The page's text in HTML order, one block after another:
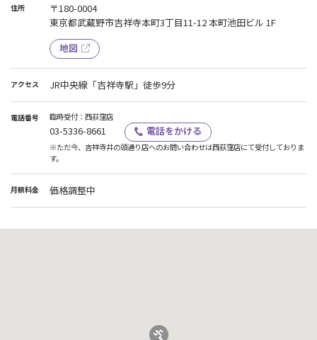
住所
〒180-0004
東京都武蔵野市吉祥寺本町3丁目11-12 本町池田ビル 1F
地図
アクセス JR中央線「吉祥寺駅」徒歩9分
電話番号 臨時受付：西荻窪店
03-5336-8661 電話をかける
※ただ今、吉祥寺井の頭通り店へのお問い合わせは西荻窪店にて受付しておりま
す。
月額料金 価格調整中